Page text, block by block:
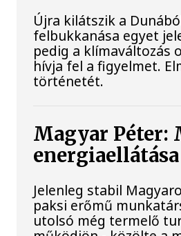
Újra kilátszik a
felbukkanása egyet
pedig a klímaváltozás
hívja fel a figyelmet.
történetét.
Magyar Péter:
Jelenleg stabil
paksi erőmű
utolsó még termelő